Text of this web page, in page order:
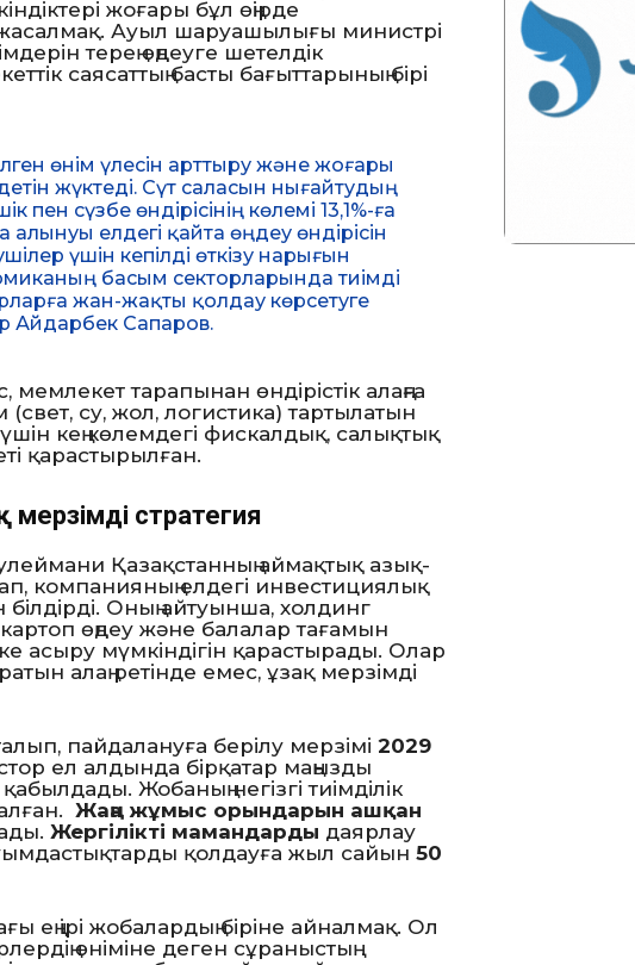
жоғары бұл өңірде
Ауыл шаруашылығы министрі
терең өңдеуге шетелдік
саясаттың басты бағыттарының бірі
өнім үлесін арттыру және жоғары
жүктеді. Сүт саласын нығайтудың
пен сүзбе өндірісінің көлемі 13,1%-ға
елдегі қайта өңдеу өндірісін
үшін кепілді өткізу нарығын
басым секторларында тиімді
жан-жақты қолдау көрсетуге
Айдарбек Сапаров.
тарапынан өндірістік алаңға
су, жол, логистика) тартылатын
кең көлемдегі фискалдық, салықтық
қарастырылған.
стратегия
Қазақстанның аймақтық азық-
компанияның елдегі инвестициялық
білдірді. Оның айтуынша, холдинг
өңдеу және балалар тағамын
асыру мүмкіндігін қарастырады. Олар
алаң ретінде емес, ұзақ мерзімді
пайдалануға берілу мерзімі 2029
ел алдында бірқатар маңызды
Жобаның негізгі тиімділік
Жаңа жұмыс орындарын ашқан
Жергілікті мамандарды даярлау
қолдауға жыл сайын 50
ең ірі жобалардың біріне айналмақ. Ол
өніміне деген сұраныстың